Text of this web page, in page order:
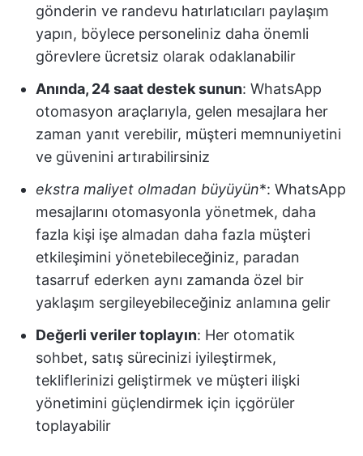
gönderin ve randevu hatırlatıcıları paylaşım
yapın, böylece personeliniz daha önemli
görevlere ücretsiz olarak odaklanabilir
Anında, 24 saat destek sunun: WhatsApp
otomasyon araçlarıyla, gelen mesajlara her
zaman yanıt verebilir, müşteri memnuniyetini
ve güvenini artırabilirsiniz
ekstra maliyet olmadan büyüyün*: WhatsApp
mesajlarını otomasyonla yönetmek, daha
fazla kişi işe almadan daha fazla müşteri
etkileşimini yönetebileceğiniz, paradan
tasarruf ederken aynı zamanda özel bir
yaklaşım sergileyebileceğiniz anlamına gelir
Değerli veriler toplayın: Her otomatik
sohbet, satış sürecinizi iyileştirmek,
tekliflerinizi geliştirmek ve müşteri ilişki
yönetimini güçlendirmek için içgörüler
toplayabilir